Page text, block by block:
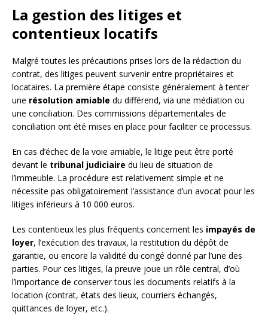
La gestion des litiges et
contentieux locatifs
Malgré toutes les précautions prises lors de la rédaction du
contrat, des litiges peuvent survenir entre propriétaires et
locataires. La première étape consiste généralement à tenter
une résolution amiable du différend, via une médiation ou
une conciliation. Des commissions départementales de
conciliation ont été mises en place pour faciliter ce processus.
En cas d’échec de la voie amiable, le litige peut être porté
devant le tribunal judiciaire du lieu de situation de
l’immeuble. La procédure est relativement simple et ne
nécessite pas obligatoirement l’assistance d’un avocat pour les
litiges inférieurs à 10 000 euros.
Les contentieux les plus fréquents concernent les impayés de
loyer, l’exécution des travaux, la restitution du dépôt de
garantie, ou encore la validité du congé donné par l’une des
parties. Pour ces litiges, la preuve joue un rôle central, d’où
l’importance de conserver tous les documents relatifs à la
location (contrat, états des lieux, courriers échangés,
quittances de loyer, etc.).